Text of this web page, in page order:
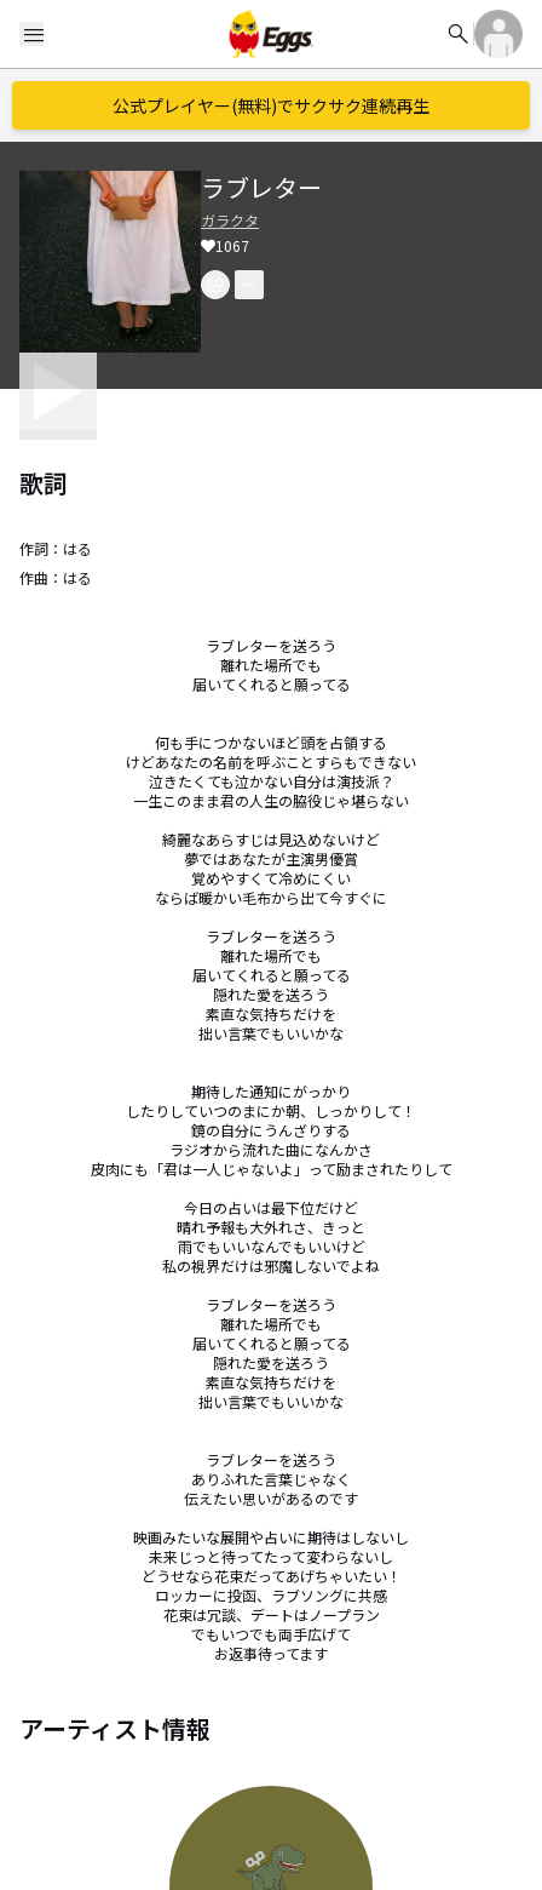
menu search
公式プレイヤー(無料)でサクサク連続再生
ラブレター
ガラクタ
1067
歌詞
作詞： はる
作曲： はる
ラブレターを送ろう
離れた場所でも
届いてくれると願ってる
何も手につかないほど頭を占領する
けどあなたの名前を呼ぶことすらもできない
泣きたくても泣かない自分は演技派？
一生このまま君の人生の脇役じゃ堪らない
綺麗なあらすじは見込めないけど
夢ではあなたが主演男優賞
覚めやすくて冷めにくい
ならば暖かい毛布から出て今すぐに
ラブレターを送ろう
離れた場所でも
届いてくれると願ってる
隠れた愛を送ろう
素直な気持ちだけを
拙い言葉でもいいかな
期待した通知にがっかり
したりしていつのまにか朝、しっかりして！
鏡の自分にうんざりする
ラジオから流れた曲になんかさ
皮肉にも「君は一人じゃないよ」って励まされたりして
今日の占いは最下位だけど
晴れ予報も大外れさ、きっと
雨でもいいなんでもいいけど
私の視界だけは邪魔しないでよね
ラブレターを送ろう
離れた場所でも
届いてくれると願ってる
隠れた愛を送ろう
素直な気持ちだけを
拙い言葉でもいいかな
ラブレターを送ろう
ありふれた言葉じゃなく
伝えたい思いがあるのです
映画みたいな展開や占いに期待はしないし
未来じっと待ってたって変わらないし
どうせなら花束だってあげちゃいたい！
ロッカーに投函、ラブソングに共感
花束は冗談、デートはノープラン
でもいつでも両手広げて
お返事待ってます
アーティスト情報